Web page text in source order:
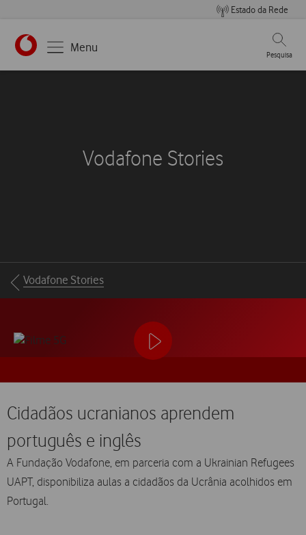
Estado da Rede
Menu
Pesquisa
Vodafone Stories
Breadcrumbs
Vodafone Stories
Cidadãos ucranianos aprendem
português e inglês
A Fundação Vodafone, em parceria com a Ukrainian Refugees
UAPT, disponibiliza aulas a cidadãos da Ucrânia acolhidos em
Portugal.